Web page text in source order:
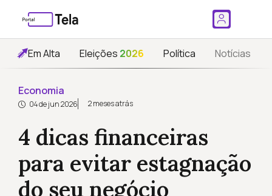
Em Alta Eleições 2026 Política Notícias
Economia
04 de jun 2026 2 meses atrás
4 dicas financeiras
para evitar estagnação
do seu negócio